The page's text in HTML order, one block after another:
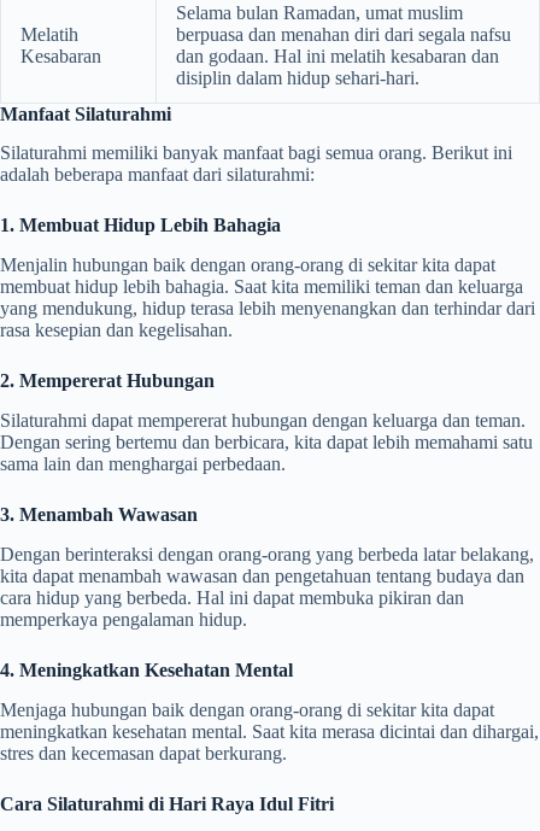
Melatih
Kesabaran
Selama bulan Ramadan, umat muslim
berpuasa dan menahan diri dari segala nafsu
dan godaan. Hal ini melatih kesabaran dan
disiplin dalam hidup sehari-hari.
Manfaat Silaturahmi
Silaturahmi memiliki banyak manfaat bagi semua orang. Berikut ini
adalah beberapa manfaat dari silaturahmi:
1. Membuat Hidup Lebih Bahagia
Menjalin hubungan baik dengan orang-orang di sekitar kita dapat
membuat hidup lebih bahagia. Saat kita memiliki teman dan keluarga
yang mendukung, hidup terasa lebih menyenangkan dan terhindar dari
rasa kesepian dan kegelisahan.
2. Mempererat Hubungan
Silaturahmi dapat mempererat hubungan dengan keluarga dan teman.
Dengan sering bertemu dan berbicara, kita dapat lebih memahami satu
sama lain dan menghargai perbedaan.
3. Menambah Wawasan
Dengan berinteraksi dengan orang-orang yang berbeda latar belakang,
kita dapat menambah wawasan dan pengetahuan tentang budaya dan
cara hidup yang berbeda. Hal ini dapat membuka pikiran dan
memperkaya pengalaman hidup.
4. Meningkatkan Kesehatan Mental
Menjaga hubungan baik dengan orang-orang di sekitar kita dapat
meningkatkan kesehatan mental. Saat kita merasa dicintai dan dihargai,
stres dan kecemasan dapat berkurang.
Cara Silaturahmi di Hari Raya Idul Fitri